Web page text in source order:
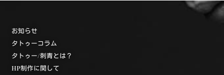
お知らせ
タトゥーコラム
タトゥー/刺青とは？
HP制作に関して